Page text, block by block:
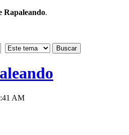
Rapaleando.
AM